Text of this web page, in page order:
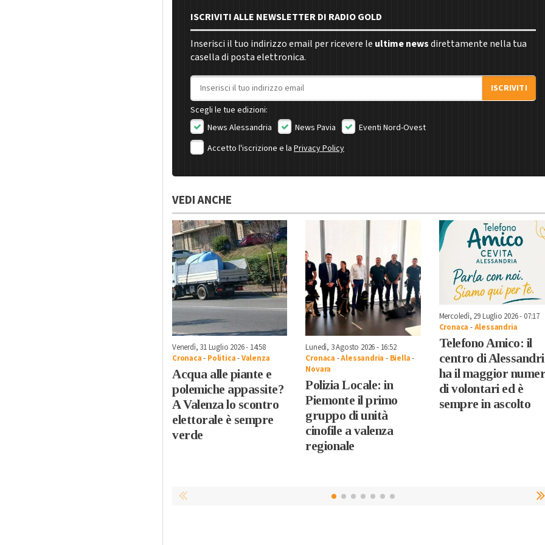
ISCRIVITI ALLE NEWSLETTER DI RADIO GOLD
Inserisci il tuo indirizzo email per ricevere le ultime newsdirettamente nella tua
casella di posta elettronica.
Indirizzo email
ISCRIVITI
Scegli le tue edizioni:
News Alessandria
News Pavia
Eventi Nord-Ovest
Accetto l'iscrizione e la Privacy Policy
VEDI ANCHE
Venerdì, 31 Luglio 2026 - 14:58
Cronaca- Politica-Valenza
Acqua alle piante e
polemiche appassite?
A Valenza lo scontro
elettorale è sempre
verde
Lunedì, 3 Agosto 2026 - 16:52
Cronaca -Alessandria - Biella-
Novara
Polizia Locale: in
Piemonte il primo
gruppo di unità
cinofile a valenza
regionale
Mercoledì, 29 Luglio 2026 - 07:17
Cronaca -Alessandria
Telefono Amico: il
centro di
ha il maggior
di volontari ed è
sempre in ascolto